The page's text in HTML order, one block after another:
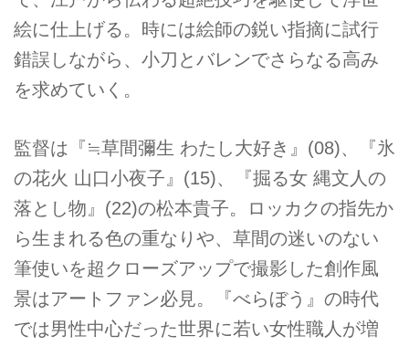
絵に仕上げる。時には絵師の鋭い指摘に試行
錯誤しながら、小刀とバレンでさらなる高み
を求めていく。
監督は『≒草間彌生 わたし大好き』(08)、『氷
の花火 山口小夜子』(15)、『掘る女 縄文人の
落とし物』(22)の松本貴子。ロッカクの指先か
ら生まれる色の重なりや、草間の迷いのない
筆使いを超クローズアップで撮影した創作風
景はアートファン必見。『べらぼう』の時代
では男性中心だった世界に若い女性職人が増